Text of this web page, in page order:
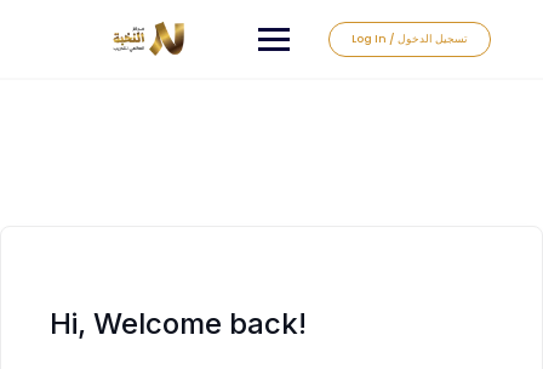
Log In / تسجيل الدخول
Hi, Welcome back!